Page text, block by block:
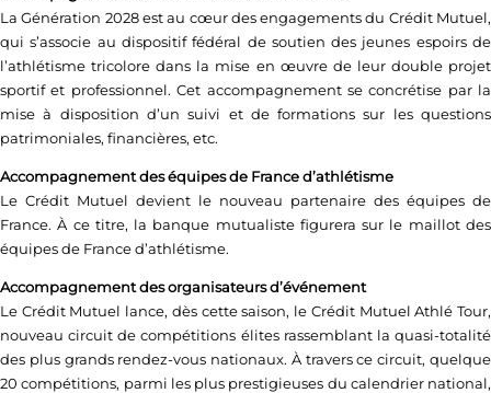
La Génération 2028 est au cœur des engagements du Crédit Mutuel,
qui s’associe au dispositif fédéral de soutien des jeunes espoirs de
l’athlétisme tricolore dans la mise en œuvre de leur double projet
sportif et professionnel. Cet accompagnement se concrétise par la
mise à disposition d’un suivi et de formations sur les questions
patrimoniales, financières, etc.
Accompagnement des équipes de France d’athlétisme
Le Crédit Mutuel devient le nouveau partenaire des équipes de
France. À ce titre, la banque mutualiste figurera sur le maillot des
équipes de France d’athlétisme.
Accompagnement des organisateurs d’événement
Le Crédit Mutuel lance, dès cette saison, le Crédit Mutuel Athlé Tour,
nouveau circuit de compétitions élites rassemblant la quasi-totalité
des plus grands rendez-vous nationaux. À travers ce circuit, quelque
20 compétitions, parmi les plus prestigieuses du calendrier national,